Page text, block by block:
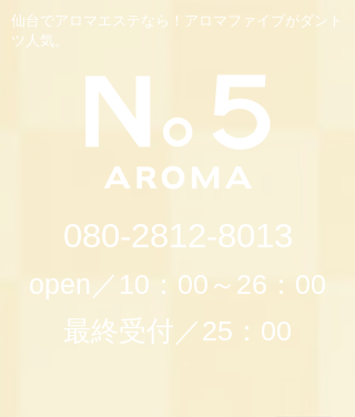
仙台でアロマエステなら！アロマファイブがダント
ツ人気。
080-2812-8013
open／10：00～26：00
最終受付／25：00